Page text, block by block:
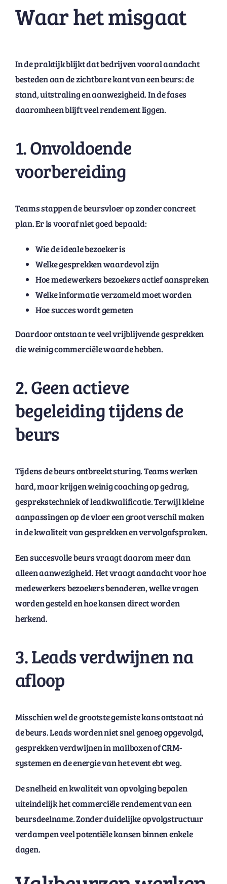
Waar het misgaat
In de praktijk blijkt dat bedrijven vooral aandacht
besteden aan de zichtbare kant van een beurs: de
stand, uitstraling en aanwezigheid. In de fases
daaromheen blijft veel rendement liggen.
1. Onvoldoende
voorbereiding
Teams stappen de beursvloer op zonder concreet
plan. Er is vooraf niet goed bepaald:
Wie de ideale bezoeker is
Welke gesprekken waardevol zijn
Hoe medewerkers bezoekers actief aanspreken
Welke informatie verzameld moet worden
Hoe succes wordt gemeten
Daardoor ontstaan te veel vrijblijvende gesprekken
die weinig commerciële waarde hebben.
2. Geen actieve
begeleiding tijdens de
beurs
Tijdens de beurs ontbreekt sturing. Teams werken
hard, maar krijgen weinig coaching op gedrag,
gesprekstechniek of leadkwalificatie. Terwijl kleine
aanpassingen op de vloer een groot verschil maken
in de kwaliteit van gesprekken en vervolgafspraken.
Een succesvolle beurs vraagt daarom meer dan
alleen aanwezigheid. Het vraagt aandacht voor hoe
medewerkers bezoekers benaderen, welke vragen
worden gesteld en hoe kansen direct worden
herkend.
3. Leads verdwijnen na
afloop
Misschien wel de grootste gemiste kans ontstaat ná
de beurs. Leads worden niet snel genoeg opgevolgd,
gesprekken verdwijnen in mailboxen of CRM-
systemen en de energie van het event ebt weg.
De snelheid en kwaliteit van opvolging bepalen
uiteindelijk het commerciële rendement van een
beursdeelname. Zonder duidelijke opvolgstructuur
verdampen veel potentiële kansen binnen enkele
dagen.